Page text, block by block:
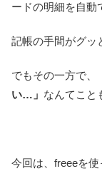
ードの明細を自動
記帳の手間がグッ
でもその一方で、
い…」 なんてこと
今回は、freeeを使